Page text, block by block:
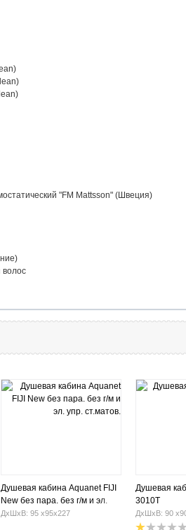
"FM Mattsson" (Швеция)
волос
Душевая кабина Aquanet FIJI
New без пара. без г/м и эл.
упр. ст.матов.
ДхШхВ: 95 х95х227
Душевая
3010T
ДхШхВ: 90